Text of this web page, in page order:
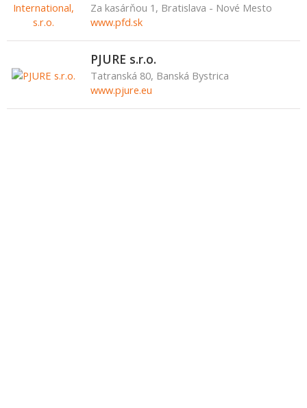
Za kasárňou 1, Bratislava - Nové Mesto
www.pfd.sk
PJURE s.r.o.
Tatranská 80, Banská Bystrica
www.pjure.eu